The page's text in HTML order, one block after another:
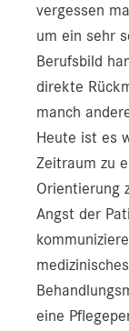
vergessen
um ein sehr
Berufsbild
direkte
manch
Heute ist es
Zeitraum zu
Orientierung
Angst der
eine